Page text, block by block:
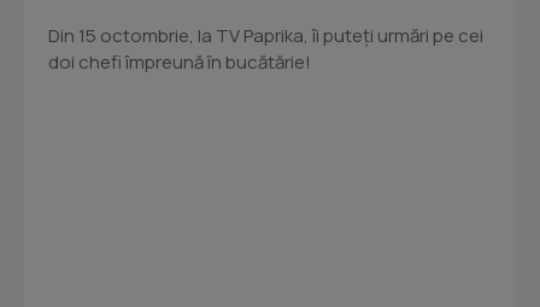
Din 15 octombrie, la TV Paprika, îi puteți urmări pe cei
doi chefi împreună în bucătărie!